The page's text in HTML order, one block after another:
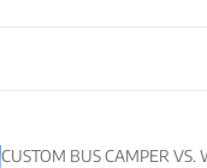
CUSTOM BUS CAMPER VS.